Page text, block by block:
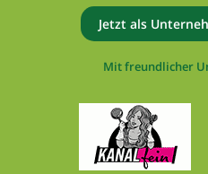
Jetzt als
Mit freundlicher